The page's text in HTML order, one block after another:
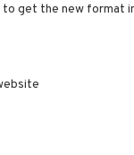
get the new format